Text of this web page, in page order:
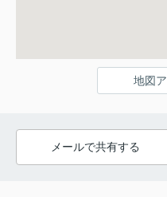
地図
メールで共有する